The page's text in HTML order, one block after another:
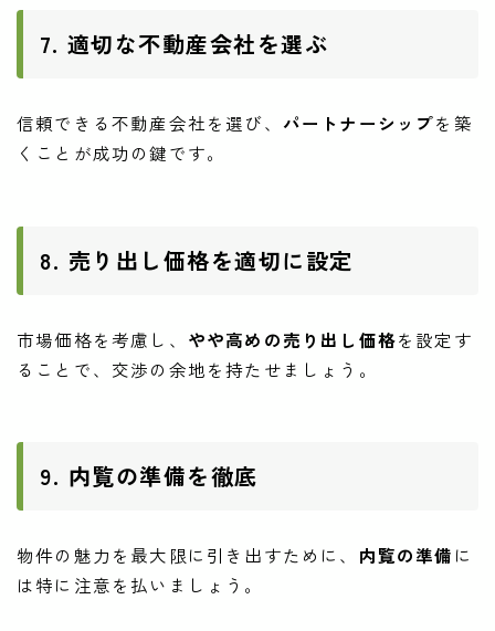
7. 適切な不動産会社を選ぶ
信頼できる不動産会社を選び、 パートナーシップを築
くことが成功の鍵です。
8. 売り出し価格を適切に設定
市場価格を考慮し、 やや高めの売り出し価格を設定す
ることで、交渉の余地を持たせましょう。
9. 内覧の準備を徹底
物件の魅力を最大限に引き出すために、 内覧の準備 に
は特に注意を払いましょう。